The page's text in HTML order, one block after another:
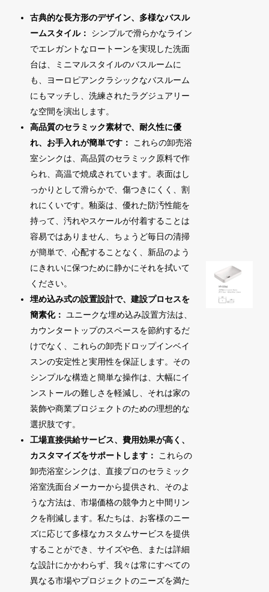
古典的な長方形のデザイン、多様なバスル
ームスタイル： シンプルで滑らかなライン
でエレガントなロートーンを実現した洗面
台は、ミニマルスタイルのバスルームに
も、ヨーロピアンクラシックなバスルーム
にもマッチし、洗練されたラグジュアリー
な空間を演出します。
高品質のセラミック素材で、耐久性に優
れ、お手入れが簡単です：
これらの卸売浴
室シンクは、高品質のセラミック原料で作
られ、高温で焼成されています。表面はし
っかりとして滑らかで、傷つきにくく、割
れにくいです。釉薬は、優れた防汚性能を
持って、汚れやスケールが付着することは
容易ではありません、ちょうど毎日の清掃
が簡単で、心配することなく、新品のよう
にきれいに保つために静かにそれを拭いて
ください。
埋め込み式の設置設計で、建設プロセスを
簡素化： ユニークな埋め込み設置方法は、
カウンタートップのスペースを節約するだ
けでなく、これらの卸売ドロップインベイ
スンの安定性と実用性を保証します。その
シンプルな構造と簡単な操作は、大幅にイ
ンストールの難しさを軽減し、それは家の
装飾や商業プロジェクトのための理想的な
選択肢です。
工場直接供給サービス、費用効果が高く、
カスタマイズをサポートします：
これらの
卸売浴室シンクは、直接プロのセラミック
浴室洗面台メーカーから提供され、そのよ
うな方法は、市場価格の競争力と中間リン
クを削減します。私たちは、お客様のニー
ズに応じて多様なカスタムサービスを提供
することができ、サイズや色、または詳細
な設計にかかわらず、我々は常にすべての
異なる市場やプロジェクトのニーズを満た